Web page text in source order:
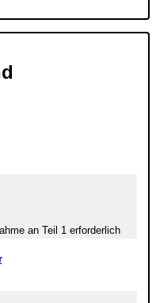
an Teil 1 erforderlich